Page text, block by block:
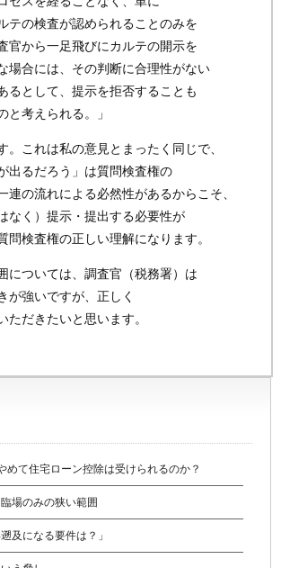
テの検査が認められることのみを
官から一足飛びにカルテの開示を
場合には、その判断に合理性がない
るとして、提示を拒否することも
と考えられる。」
。これは私の意見とまったく同じで、
出るだろう」は質問検査権の
連の流れによる必然性があるからこそ、
なく）提示・提出する必要性が
問検査権の正しい理解になります。
については、調査官（税務署）は
が強いですが、正しく
ただきたいと思います。
めて住宅ローン控除は受けられるのか？
場のみの狭い範囲
及になる要件は？」